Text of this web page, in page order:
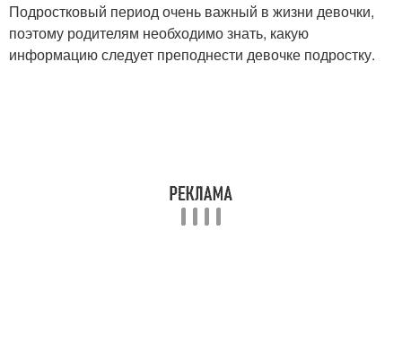
Подростковый период очень важный в жизни девочки,
поэтому родителям необходимо знать, какую
информацию следует преподнести девочке подростку.